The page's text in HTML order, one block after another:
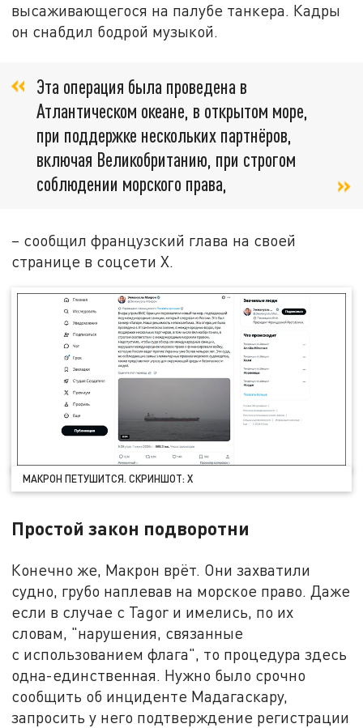
высаживающегося на палубе танкера. Кадры
он снабдил бодрой музыкой.
Эта операция была проведена в
Атлантическом океане, в открытом море,
при поддержке нескольких партнёров,
включая Великобританию, при строгом
соблюдении морского права,
– сообщил французский глава на своей
странице в соцсети X.
МАКРОН ПЕТУШИТСЯ. СКРИНШОТ: Х
Простой закон подворотни
Конечно же, Макрон врёт. Они захватили
судно, грубо наплевав на морское право. Даже
если в случае с Tagor и имелись, по их
словам, "нарушения, связанные
с использованием флага", то процедура здесь
одна-единственная. Нужно было срочно
сообщить об инциденте Мадагаскару,
запросить у него подтверждение регистрации